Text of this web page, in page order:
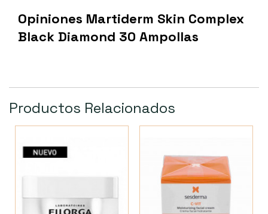
Opiniones Martiderm Skin Complex
Black Diamond 30 Ampollas
Productos Relacionados